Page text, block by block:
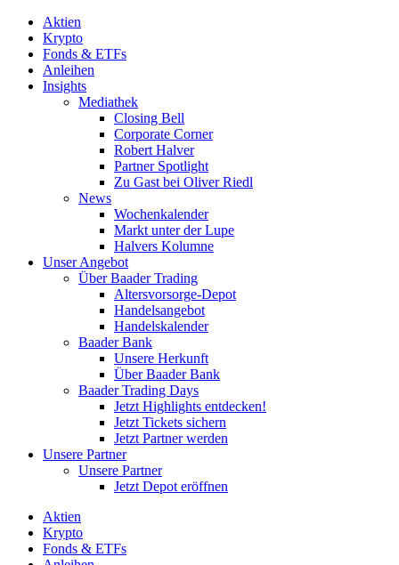
Aktien
Krypto
Fonds & ETFs
Anleihen
Insights
Mediathek
Closing Bell
Corporate Corner
Robert Halver
Partner Spotlight
Zu Gast bei Oliver Riedl
News
Wochenkalender
Markt unter der Lupe
Halvers Kolumne
Unser Angebot
Über Baader Trading
Altersvorsorge-Depot
Handelsangebot
Handelskalender
Baader Bank
Unsere Herkunft
Über Baader Bank
Baader Trading Days
Jetzt Highlights entdecken!
Jetzt Tickets sichern
Jetzt Partner werden
Unsere Partner
Unsere Partner
Jetzt Depot eröffnen
Aktien
Krypto
Fonds & ETFs